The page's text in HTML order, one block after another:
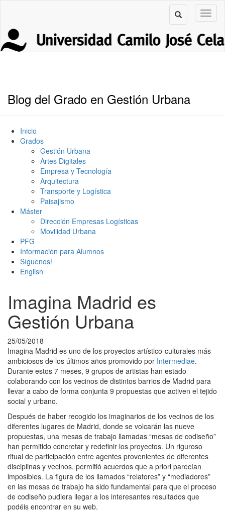
Blog del Grado en Gestión Urbana
Inicio
Grados
Gestión Urbana
Artes Digitales
Empresa y Tecnología
Arquitectura
Transporte y Logística
Paisajismo
Máster
Dirección Empresas Logísticas
Movilidad Urbana
PFG
Información para Alumnos
Síguenos!
English
Imagina Madrid es
Gestión Urbana
25/05/2018
Imagina Madrid es uno de los proyectos artístico-culturales más
ambiciosos de los últimos años promovido por Intermediae.
Durante estos 7 meses, 9 grupos de artistas han estado
colaborando con los vecinos de distintos barrios de Madrid para
llevar a cabo de forma conjunta 9 propuestas que activen el tejido
social y urbano.
Después de haber recogido los imaginarios de los vecinos de los
diferentes lugares de Madrid, donde se volcarán las nueve
propuestas, una mesas de trabajo llamadas “mesas de codiseño”
han permitido concretar y redefinir los proyectos. Un riguroso
ritual de participación entre agentes provenientes de diferentes
disciplinas y vecinos, permitió acuerdos que a priori parecían
imposibles. La figura de los llamados “relatores” y “mediadores”
en las mesas de trabajo ha sido fundamental para que el proceso
de codiseño pudiera llegar a los interesantes resultados que
podéis encontrar en su web.